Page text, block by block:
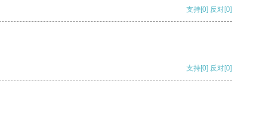
支持[0] 反对[0]
支持[0] 反对[0]